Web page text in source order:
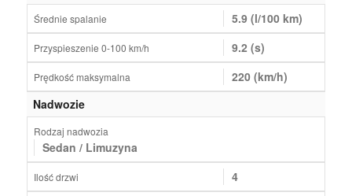
Średnie spalanie 5.9 (l/100 km)
Przyspieszenie 0-100 km/h 9.2 (s)
Prędkość maksymalna
220 (km/h)
Nadwozie
Rodzaj nadwozia
Sedan / Limuzyna
Ilość drzwi 4